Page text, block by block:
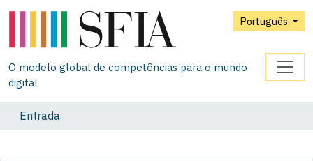
Português
O modelo global de competências para o mundo
digital
Entrada